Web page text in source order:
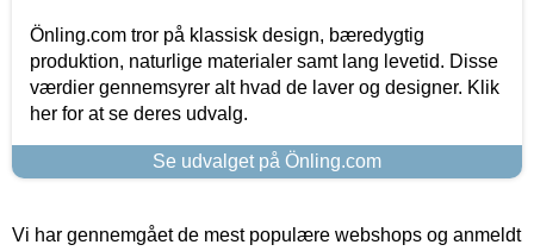
Önling.com tror på klassisk design, bæredygtig
produktion, naturlige materialer samt lang levetid. Disse
værdier gennemsyrer alt hvad de laver og designer. Klik
her for at se deres udvalg.
Se udvalget på Önling.com
Vi har gennemgået de mest populære webshops og anmeldt